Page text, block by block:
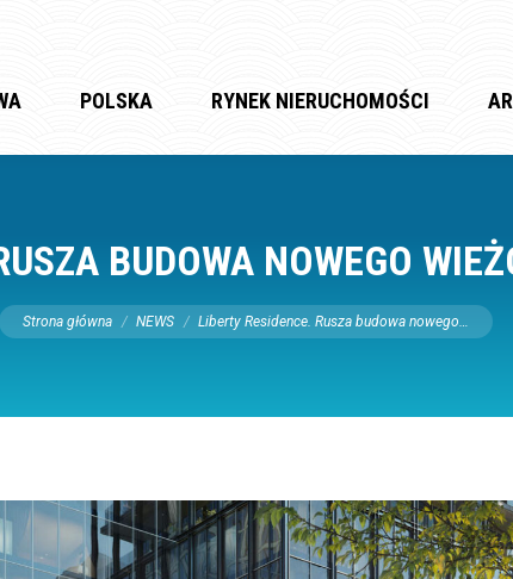
POLSKA RYNEK NIERUCHOMOŚCI
BUDOWA NOWEGO
Jesteś tutaj:
Strona główna NEWS Liberty Residence. Rusza budowa nowego…